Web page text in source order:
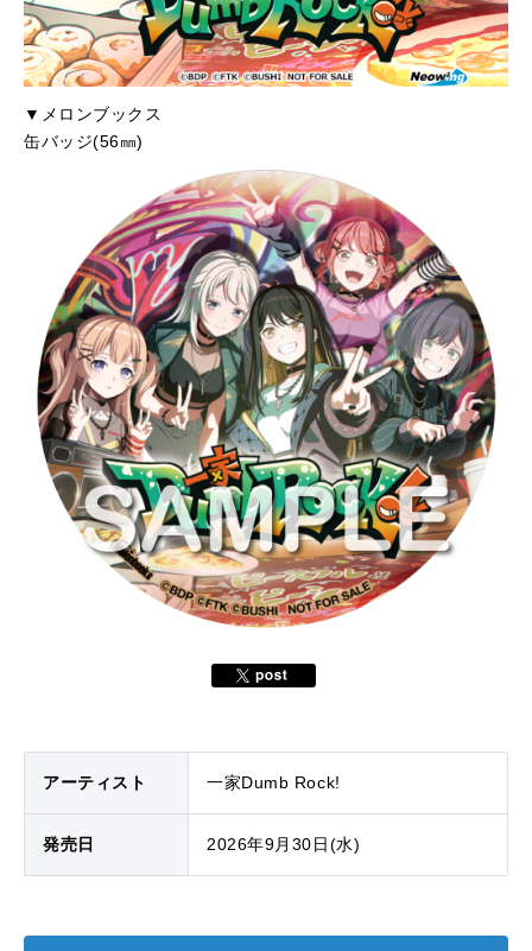
▼メロンブックス
缶バッジ(56㎜)
アーティスト 一家Dumb Rock!
発売日 2026年9月30日(水)